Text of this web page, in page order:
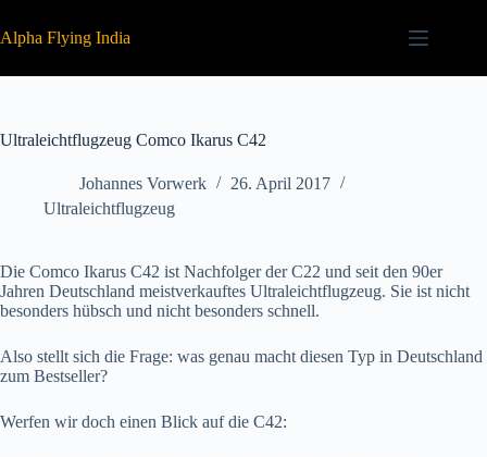
Inhalt
springen
Alpha Flying India
Ultraleichtflugzeug Comco Ikarus C42
Johannes Vorwerk
26. April 2017
Ultraleichtflugzeug
Die Comco Ikarus C42 ist Nachfolger der C22 und seit den 90er
Jahren Deutschland meistverkauftes Ultraleichtflugzeug. Sie ist nicht
besonders hübsch und nicht besonders schnell.
Also stellt sich die Frage: was genau macht diesen Typ in Deutschland
zum Bestseller?
Werfen wir doch einen Blick auf die C42: